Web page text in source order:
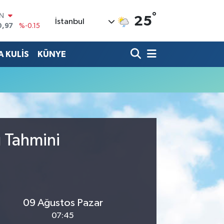
%-0.15
%0.32
İstanbul 25°
KULİS KÜNYE
Tahmini
09 Ağustos Pazar
07:45